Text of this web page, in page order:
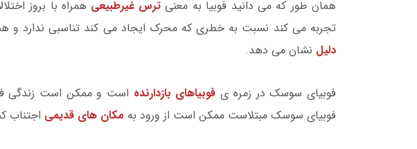
همان طور که می دانید فوبیا به معنی ترس غیرطبیعی همراه با بروز
تجربه می کند نسبت به خطری که محرک ایجاد می کند تناسبی ندارد و
دلیل نشان می دهد.
فوبیای سوسک در زمره ی فوبیاهای بازدارنده است و ممکن است زندگی
فوبیای سوسک مبتلاست ممکن است از ورود به مکان های قدیمی اجتناب